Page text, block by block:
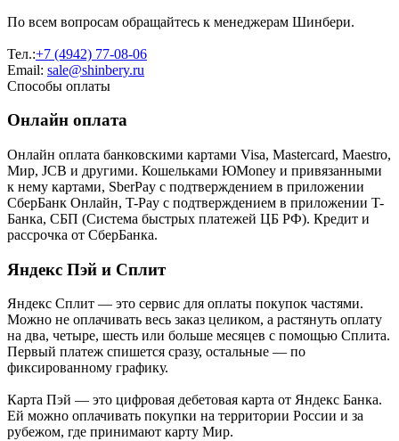
По всем вопросам обращайтесь к менеджерам Шинбери.
Тел.:+7 (4942) 77-08-06
Email: sale@shinbery.ru
Способы оплаты
Онлайн оплата
Онлайн оплата банковскими картами Visa, Mastercard, Maestro,
Мир, JCB и другими. Кошельками ЮMoney и привязанными
к нему картами, SberPay с подтверждением в приложении
СберБанк Онлайн, T-Pay с подтверждением в приложении T-
Банка, СБП (Система быстрых платежей ЦБ РФ). Кредит и
рассрочка от СберБанка.
Яндекс Пэй и Сплит
Яндекс Cплит — это сервис для оплаты покупок частями.
Можно не оплачивать весь заказ целиком, а растянуть оплату
на два, четыре, шесть или больше месяцев с помощью Сплита.
Первый платеж спишется сразу, остальные — по
фиксированному графику.
Карта Пэй — это цифровая дебетовая карта от Яндекс Банка.
Ей можно оплачивать покупки на территории России и за
рубежом, где принимают карту Мир.